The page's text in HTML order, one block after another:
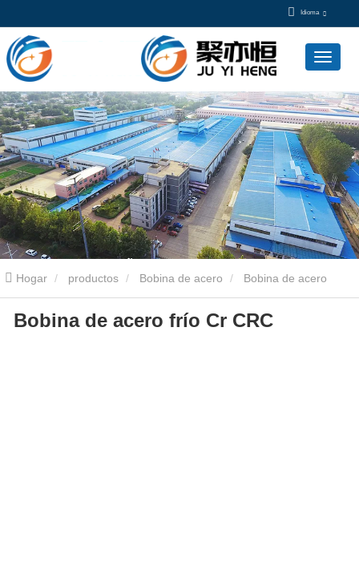
Idioma
Hogar productos Bobina de acero Bobina de acero
laminada en frío Bobina de acero frío Cr CRC
Bobina de acero frío Cr CRC